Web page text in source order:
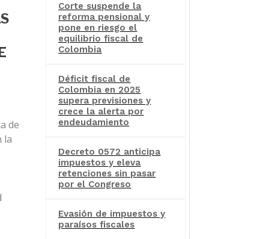
de
la
Corte suspende la
reforma pensional y
pone en riesgo el
equilibrio fiscal de
Colombia
Déficit fiscal de
Colombia en 2025
supera previsiones y
crece la alerta por
endeudamiento
Decreto 0572 anticipa
impuestos y eleva
retenciones sin pasar
por el Congreso
Evasión de impuestos y
paraísos fiscales